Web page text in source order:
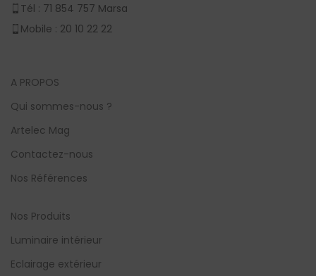
Tél : 71 854 757 Marsa
Mobile : 20 10 22 22
A PROPOS
Qui sommes-nous ?
Artelec Mag
Contactez-nous
Nos Références
Nos Produits
Luminaire intérieur
Eclairage extérieur